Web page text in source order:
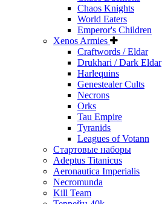
Chaos Knights
World Eaters
Emperor's Children
Xenos Armies
Craftwords / Eldar
Drukhari / Dark Eldar
Harlequins
Genestealer Cults
Necrons
Orks
Tau Empire
Tyranids
Leagues of Votann
Стартовые наборы
Adeptus Titanicus
Aeronautica Imperialis
Necromunda
Kill Team